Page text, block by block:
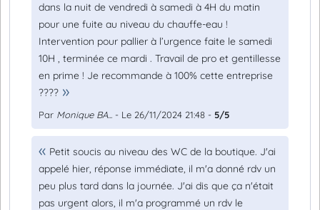
dans la nuit de vendredi à samedi à 4H du matin
pour une fuite au niveau du chauffe-eau !
Intervention pour pallier à l’urgence faite le samedi
10H , terminée ce mardi . Travail de pro et gentillesse
en prime ! Je recommande à 100% cette entreprise
????
Par Monique BA... - Le 26/11/2024 21:48 - 5/5
Petit soucis au niveau des WC de la boutique. J'ai
appelé hier, réponse immédiate, il m'a donné rdv un
peu plus tard dans la journée. J'ai dis que ça n'était
pas urgent alors, il m'a programmé un rdv le